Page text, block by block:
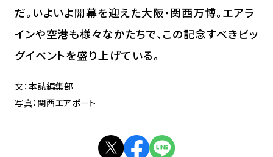
だ。いよいよ開幕を迎えた大阪・関西万博。エアラ
インや空港も様々なかたちで、この記念すべきビッ
グイベントを盛り上げている。
文：本誌編集部
写真：関西エアポート